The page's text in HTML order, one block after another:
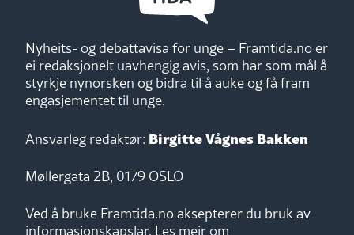
Nyheits- og debattavisa for unge – Framtida.no er
ei redaksjonelt uavhengig avis, som har som mål å
styrkje nynorsken og bidra til å auke og få fram
engasjementet til unge.
Ansvarleg redaktør: Birgitte Vågnes Bakken
Møllergata 2B, 0179 OSLO
Ved å bruke Framtida.no aksepterer du bruk av
informasjonskapslar. Les meir om